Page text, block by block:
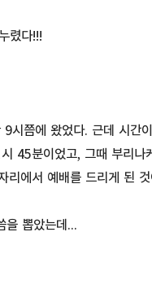
렸다!!!
시쯤에 왔었다. 근데 시간
45분이었고, 그때 부리나
리에서 예배를 드리게 된
을 뽑았는데...